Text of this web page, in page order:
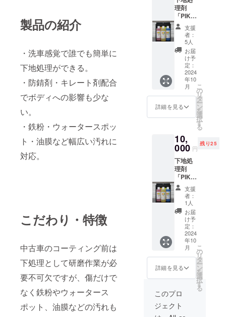
製品の紹介
・洗車感覚で誰でも簡単に
下地処理ができる。
・防錆剤・キレート剤配合
でボディへの影響も少な
い。
・鉄粉・ウォータースポッ
ト・油膜など幅広い汚れに
対応。
こだわり・特徴
中古車のコーティング前は
下処理として研磨作業が必
要不可欠ですが、傷だけで
なく鉄粉やウォータース
ポット、油膜などの汚れも
理剤
「PIKA
Reset
」
300ml(
各１本)
支援
者：
5人
お届
け予
定：
2024
年10
月
詳細を見る
こ
の
リ
タ
ー
ン
を
選
択
す
る
10,
000 円
残り25
下地処
理剤
「PIKA
Reset
」
300ml(
各１本)
＋オリ
ジナル
ガラス
コー
ティン
グ剤
支援
者：
1人
お届
け予
定：
2024
年10
月
詳細を見る
こ
の
リ
タ
ー
ン
を
選
択
す
る
このプロ
ジェクト